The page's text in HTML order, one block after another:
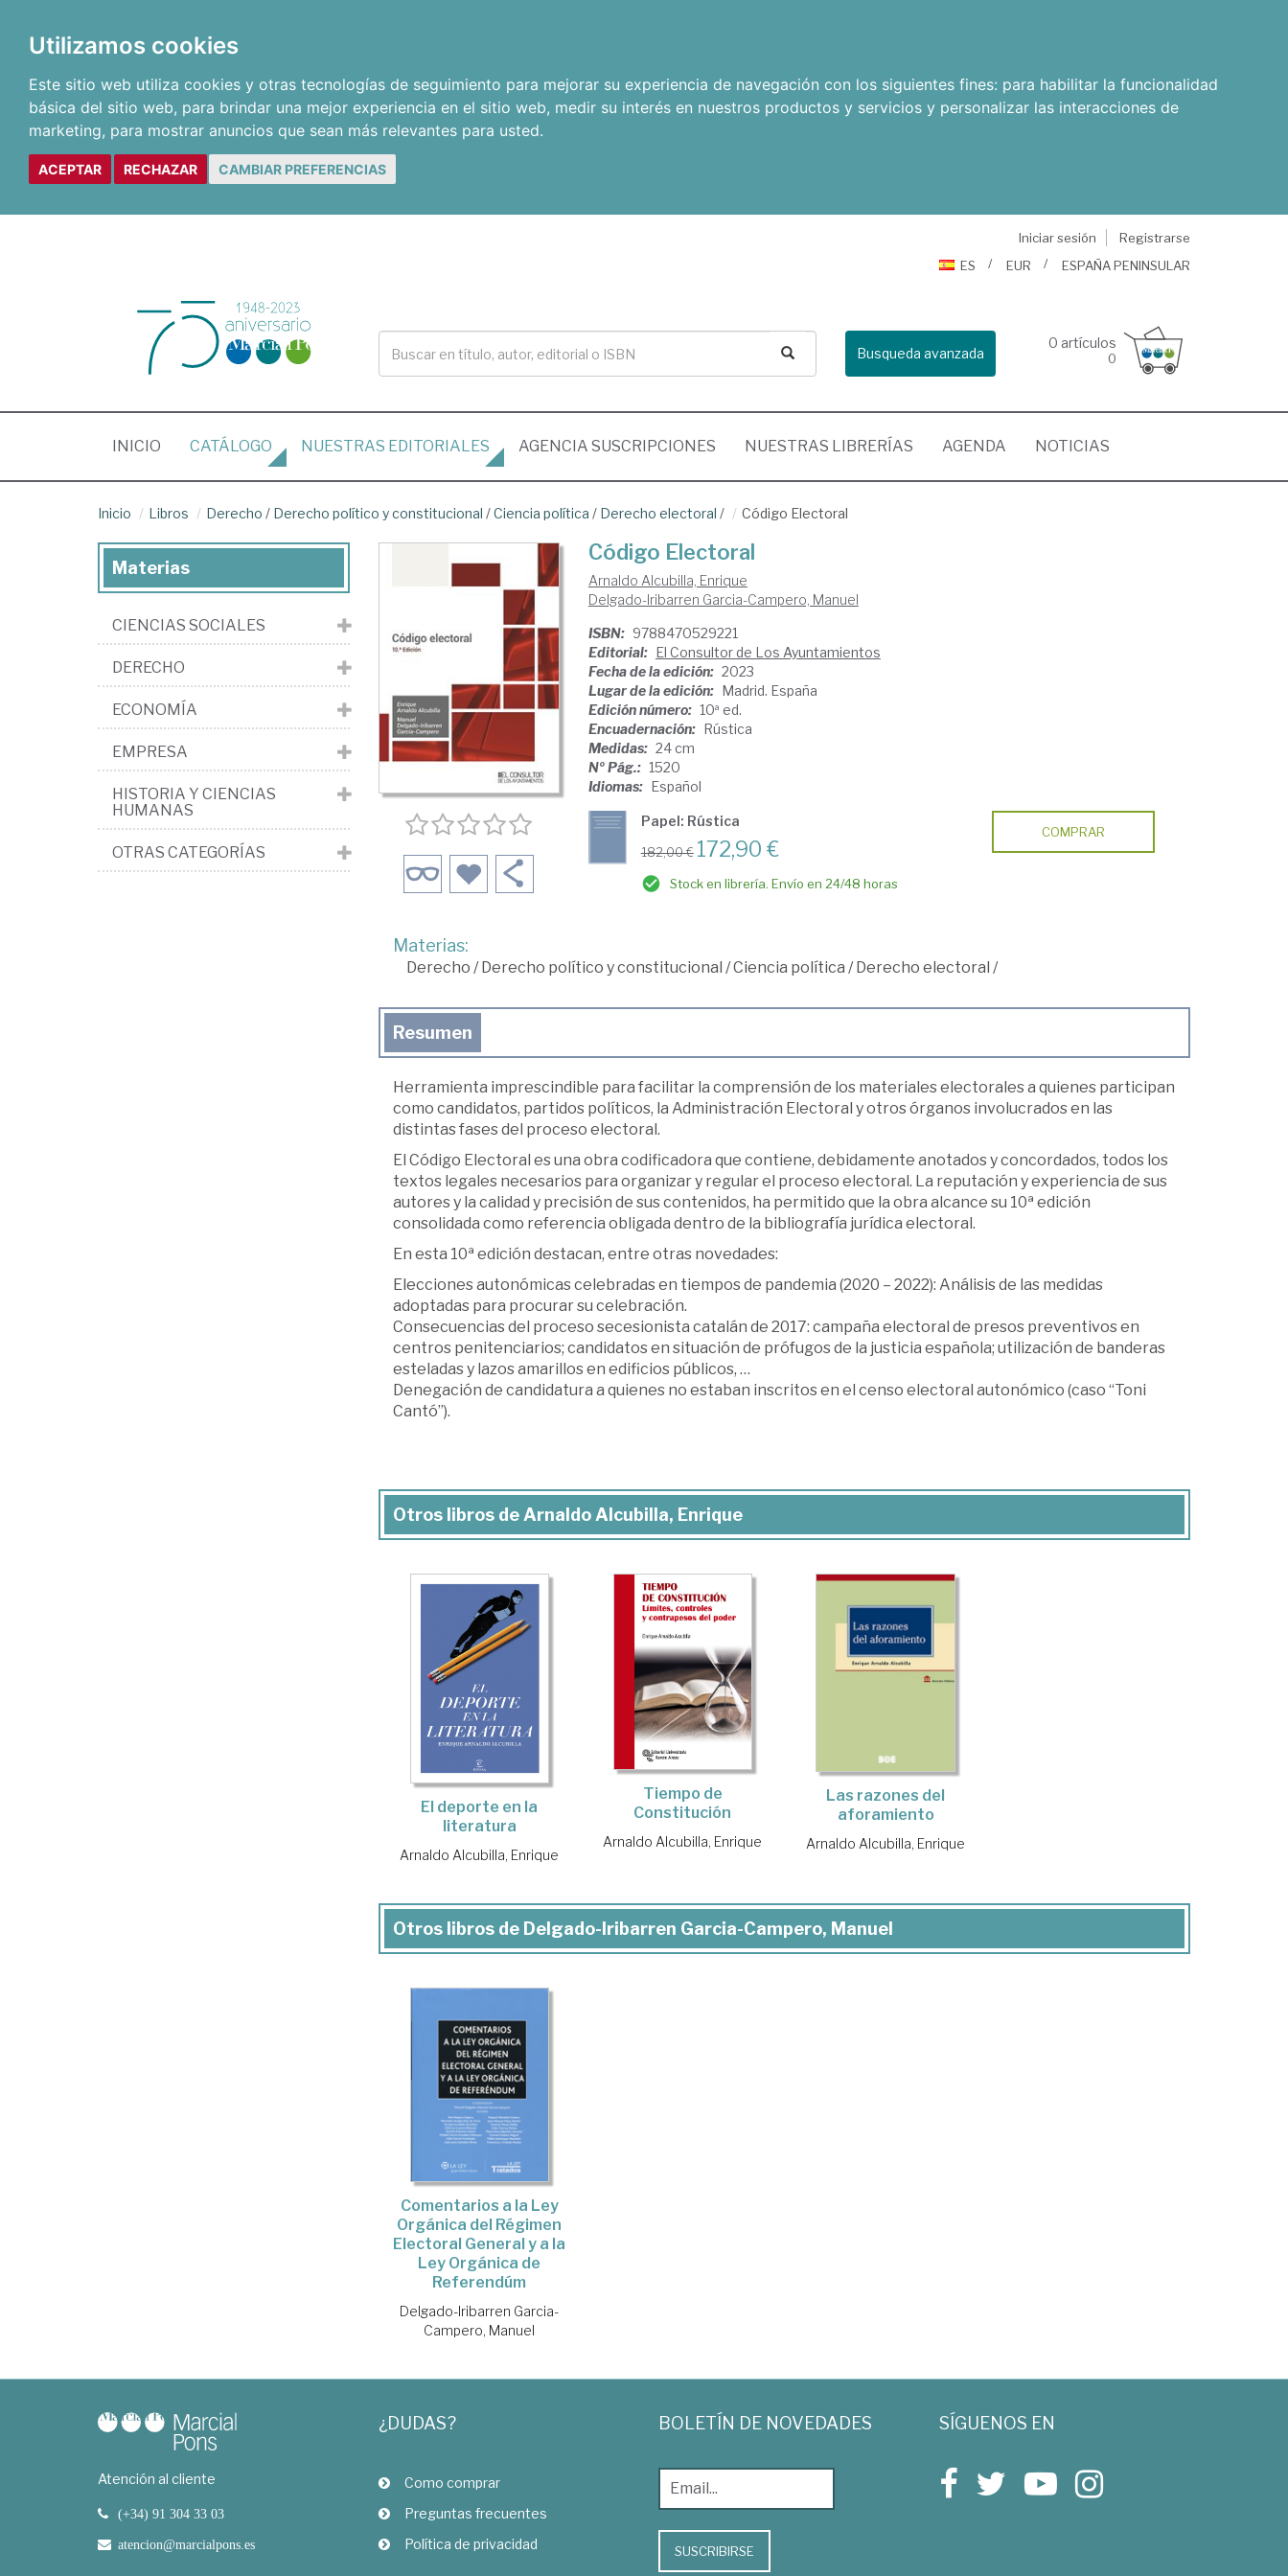
Utilizamos cookies
Este sitio web utiliza cookies y otras tecnologías de seguimiento para mejorar su experiencia de navegación con los siguientes fines: para habilitar la funcionalidad
básica del sitio web, para brindar una mejor experiencia en el sitio web, medir su interés en nuestros productos y servicios y personalizar las interacciones de
marketing, para mostrar anuncios que sean más relevantes para usted.
ACEPTAR RECHAZAR CAMBIAR PREFERENCIAS
Iniciar sesión
Registrarse
ES
EUR ESPAÑA PENINSULAR
Busqueda avanzada
0 artículos
0
INICIO (CURRENT)
CATÁLOGO NUESTRAS EDITORIALES AGENCIA SUSCRIPCIONES NUESTRAS LIBRERÍAS AGENDA NOTICIAS
Inicio Libros Derecho / Derecho político y constitucional /Ciencia política / Derecho electoral / Código Electoral
Código Electoral
Arnaldo Alcubilla, Enrique
Delgado-Iribarren Garcia-Campero, Manuel
ISBN: 9788470529221
Editorial: El Consultor de Los Ayuntamientos
Fecha de la edición: 2023
Lugar de la edición: Madrid. España
Edición número: 10ª ed.
Encuadernación: Rústica
Medidas: 24 cm
Nº Pág.: 1520
Idiomas: Español
Papel: Rústica
182,00 € 172,90 €
Stock en librería. Envío en 24/48 horas
COMPRAR
Materias:
Derecho /Derecho político y constitucional /Ciencia política /Derecho electoral /
Resumen
Herramienta imprescindible para facilitar la comprensión de los materiales electorales a quienes participan
como candidatos, partidos políticos, la Administración Electoral y otros órganos involucrados en las
distintas fases del proceso electoral.
El Código Electoral es una obra codificadora que contiene, debidamente anotados y concordados, todos los
textos legales necesarios para organizar y regular el proceso electoral. La reputación y experiencia de sus
autores y la calidad y precisión de sus contenidos, ha permitido que la obra alcance su 10ª edición
consolidada como referencia obligada dentro de la bibliografía jurídica electoral.
En esta 10ª edición destacan, entre otras novedades:
Elecciones autonómicas celebradas en tiempos de pandemia (2020 – 2022): Análisis de las medidas
adoptadas para procurar su celebración.
Consecuencias del proceso secesionista catalán de 2017: campaña electoral de presos preventivos en
centros penitenciarios; candidatos en situación de prófugos de la justicia española; utilización de banderas
esteladas y lazos amarillos en edificios públicos, …
Denegación de candidatura a quienes no estaban inscritos en el censo electoral autonómico (caso “Toni
Cantó”).
Otros libros de Arnaldo Alcubilla, Enrique
El deporte en la
literatura
Arnaldo Alcubilla, Enrique
Tiempo de
Constitución
Arnaldo Alcubilla, Enrique
Las razones del
aforamiento
Arnaldo Alcubilla, Enrique
Otros libros de Delgado-Iribarren Garcia-Campero, Manuel
Comentarios a la Ley
Orgánica del Régimen
Electoral General y a la
Ley Orgánica de
Referendúm
Delgado-Iribarren Garcia-
Campero, Manuel
Materias
CIENCIAS SOCIALES
DERECHO
ECONOMÍA
EMPRESA
HISTORIA Y CIENCIAS
HUMANAS
OTRAS CATEGORÍAS
Atención al cliente
(+34) 91 304 33 03
atencion@marcialpons.es
¿DUDAS?
Como comprar
Preguntas frecuentes
Política de privacidad
BOLETÍN DE NOVEDADES
SUSCRIBIRSE
SÍGUENOS EN